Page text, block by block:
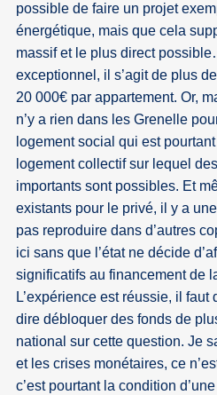
possible de faire un projet
énergétique, mais que cela
massif et le plus direct
exceptionnel, il s’agit de plus
20 000€ par appartement. Or,
n’y a rien dans les Grenelle
logement social qui est
logement collectif sur lequel
importants sont possibles. Et
existants pour le privé, il y a
pas reproduire dans d’autres
ici sans que l’état ne décide
significatifs au financement de
L’expérience est réussie, il faut
dire débloquer des fonds de
national sur cette question. Je
et les crises monétaires, ce
c’est pourtant la condition